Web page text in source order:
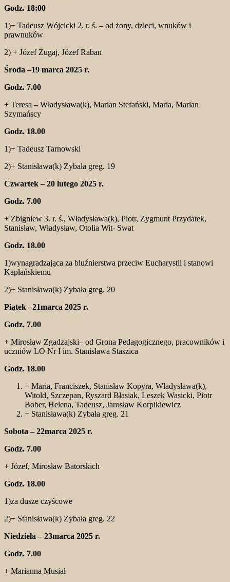
Godz. 18:00
1)+ Tadeusz Wójcicki 2. r. ś. – od żony, dzieci, wnuków i
prawnuków
2) + Józef Zugaj, Józef Raban
Środa –19 marca 2025 r.
Godz. 7.00
+ Teresa – Władysława(k), Marian Stefański, Maria, Marian
Szymańscy
Godz. 18.00
1)+ Tadeusz Tarnowski
2)+ Stanisława(k) Zybała greg. 19
Czwartek – 20 lutego 2025 r.
Godz. 7.00
+ Zbigniew 3. r. ś., Władysława(k), Piotr, Zygmunt Przydatek,
Stanisław, Władysław, Otolia Wit- Swat
Godz. 18.00
1)wynagradzająca za bluźnierstwa przeciw Eucharystii i stanowi
Kapłańskiemu
2)+ Stanisława(k) Zybała greg. 20
Piątek –21marca 2025 r.
Godz. 7.00
+ Mirosław Zgadzajski– od Grona Pedagogicznego, pracowników i
uczniów LO Nr I im. Stanisława Staszica
Godz. 18.00
+ Maria, Franciszek, Stanisław Kopyra, Władysława(k),
Witold, Szczepan, Ryszard Błasiak, Leszek Wasicki, Piotr
Bober, Helena, Tadeusz, Jarosław Korpikiewicz
+ Stanisława(k) Zybała greg. 21
Sobota – 22marca 2025 r.
Godz. 7.00
+ Józef, Mirosław Batorskich
Godz. 18.00
1)za dusze czyścowe
2)+ Stanisława(k) Zybała greg. 22
Niedziela – 23marca 2025 r.
Godz. 7.00
+ Marianna Musiał